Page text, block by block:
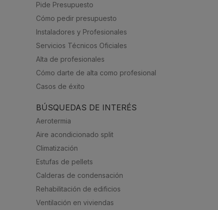
Pide Presupuesto
Cómo pedir presupuesto
Instaladores y Profesionales
Servicios Técnicos Oficiales
Alta de profesionales
Cómo darte de alta como profesional
Casos de éxito
BÚSQUEDAS DE INTERÉS
Aerotermia
Aire acondicionado split
Climatización
Estufas de pellets
Calderas de condensación
Rehabilitación de edificios
Ventilación en viviendas